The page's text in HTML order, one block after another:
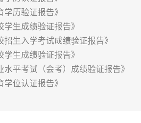
学历验证报告》
学生成绩验证报告》
招生入学考试成绩验证报告》
学生成绩验证报告》
水平考试（会考）成绩验证报告》
学位认证报告》